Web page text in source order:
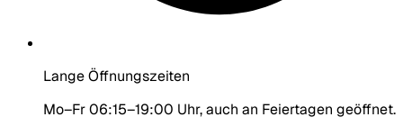
Lange Öffnungszeiten
Mo–Fr 06:15–19:00 Uhr, auch an Feiertagen geöffnet.